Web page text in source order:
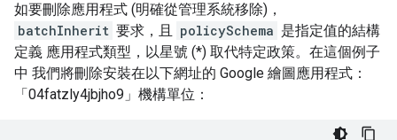
如要刪除應用程式 (明確從管理系統移除)，
batchInherit 要求，且 policySchema 是指定值的結構
定義 應用程式類型，以星號 (*) 取代特定政策。在這個例子
中 我們將刪除安裝在以下網址的 Google 繪圖應用程式：
「04fatzly4jbjho9」機構單位：